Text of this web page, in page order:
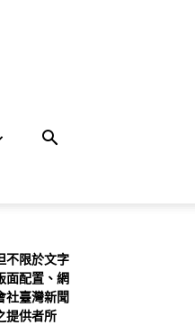
不限於文字
面配置、網
社臺灣新聞
提供者所